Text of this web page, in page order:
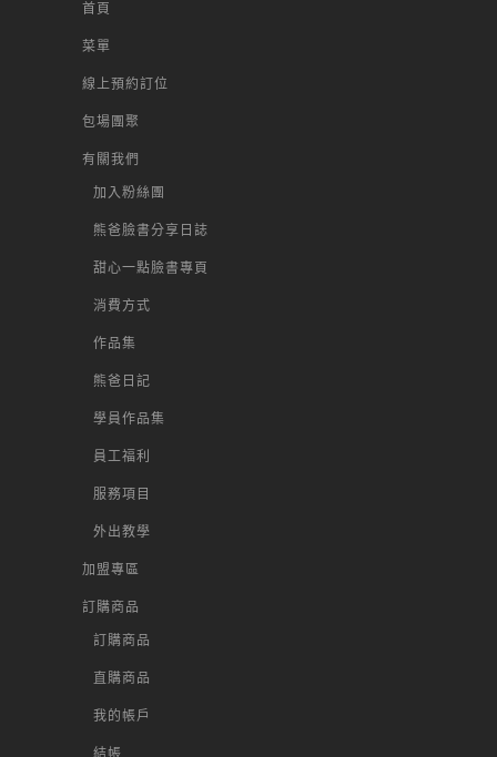
首頁
菜單
線上預約訂位
包場團聚
有關我們
加入粉絲團
熊爸臉書分享日誌
甜心一點臉書專頁
消費方式
作品集
熊爸日記
學員作品集
員工福利
服務項目
外出教學
加盟專區
訂購商品
訂購商品
直購商品
我的帳戶
結帳